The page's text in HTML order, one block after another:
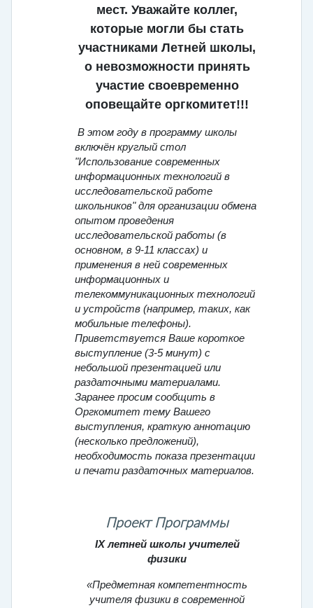
мест. Уважайте коллег,
которые могли бы стать
участниками Летней школы,
о невозможности принять
участие своевременно
оповещайте оргкомитет!!!
В этом году в программу школы
включён круглый стол
"Использование современных
информационных технологий в
исследовательской работе
школьников" для организации обмена
опытом проведения
исследовательской работы (в
основном, в 9-11 классах) и
применения в ней современных
информационных и
телекоммуникационных технологий
и устройств (например, таких, как
мобильные телефоны).
Приветствуется Ваше короткое
выступление (3-5 минут) с
небольшой презентацией или
раздаточными материалами.
Заранее просим сообщить в
Оргкомитет тему Вашего
выступления, краткую аннотацию
(несколько предложений),
необходимость показа презентации
и печати раздаточных материалов.
Проект Программы
IX летней школы учителей
физики
«Предметная компетентность
учителя физики в современной